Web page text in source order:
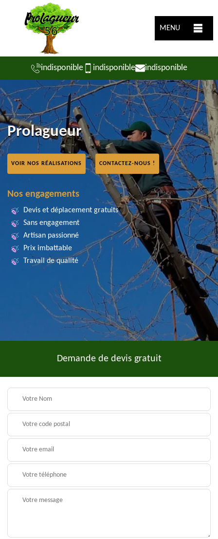
MENU
indisponible indisponible indisponible
Prolagueur
VOIR NOS RÉALISATIONS CONTACTEZ-NOUS !
Nos engagements
Devis et déplacement gratuits
Sans engagement
Artisan passionné
Prix imbattable
Travail de qualité
Demande de devis gratuit